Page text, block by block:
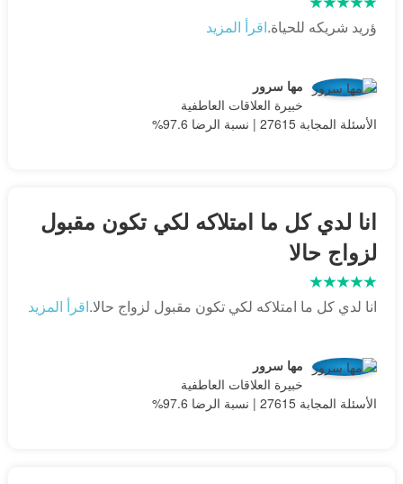
ؤريد شريكه للحياة.اقرأ المزيد
مها سرور
خبيرة العلاقات العاطفية
الأسئلة المجابة 27615 | نسبة الرضا 97.6%
انا لدي كل ما امتلاكه لكي تكون مقبول
لزواج حالا
انا لدي كل ما امتلاكه لكي تكون مقبول لزواج حالا.اقرأ المزيد
مها سرور
خبيرة العلاقات العاطفية
الأسئلة المجابة 27615 | نسبة الرضا 97.6%